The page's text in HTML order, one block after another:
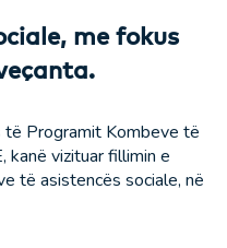
me fokus
të Programit Kombeve të
kanë vizituar fillimin e
të asistencës sociale, në